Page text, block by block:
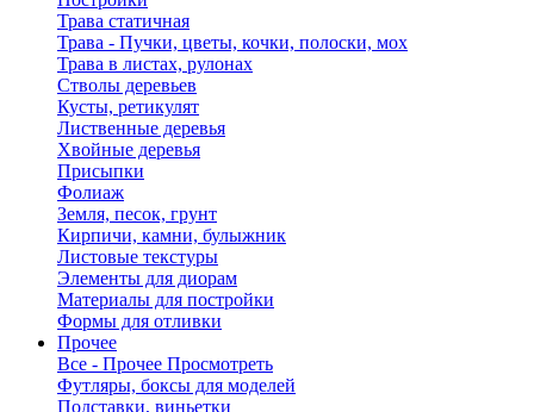
Трава статичная
Трава - Пучки, цветы, кочки, полоски, мох
Трава в листах, рулонах
Стволы деревьев
Кусты, ретикулят
Лиственные деревья
Хвойные деревья
Присыпки
Фолиаж
Земля, песок, грунт
Кирпичи, камни, булыжник
Листовые текстуры
Элементы для диорам
Материалы для постройки
Формы для отливки
Прочее
Все - Прочее Просмотреть
Футляры, боксы для моделей
Подставки, виньетки